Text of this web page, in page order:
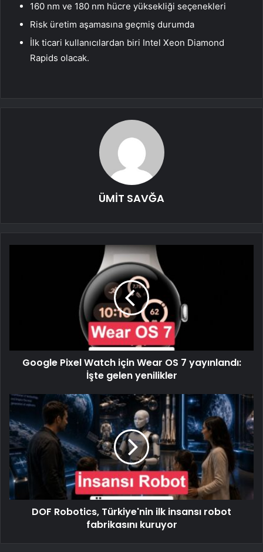
160 nm ve 180 nm hücre yüksekliği seçenekleri
Risk üretim aşamasına geçmiş durumda
İlk ticari kullanıcılardan biri Intel Xeon Diamond
Rapids olacak.
ÜMİT SAVĞA
Google Pixel Watch için Wear OS 7 yayınlandı:
İşte gelen yenilikler
DOF Robotics, Türkiye'nin ilk insansı robot
fabrikasını kuruyor